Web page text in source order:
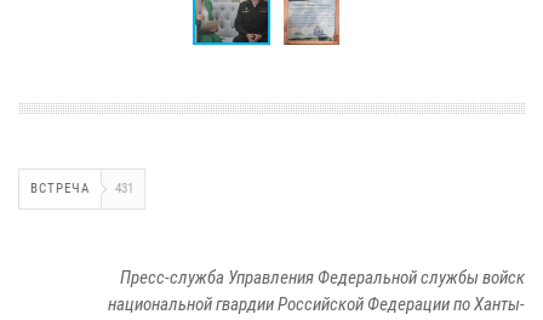
ВСТРЕЧА 431
Пресс-служба Управления Федеральной службы войск
национальной гвардии Российской Федерации по Ханты-